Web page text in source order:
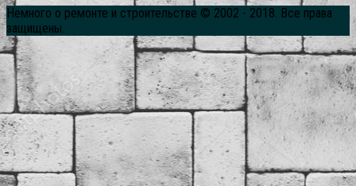
Немного о ремонте и строительстве © 2002 - 2018. Все права
защищены.